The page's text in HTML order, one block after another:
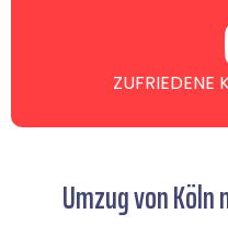
ZUFRIEDENE
Umzug von Köln